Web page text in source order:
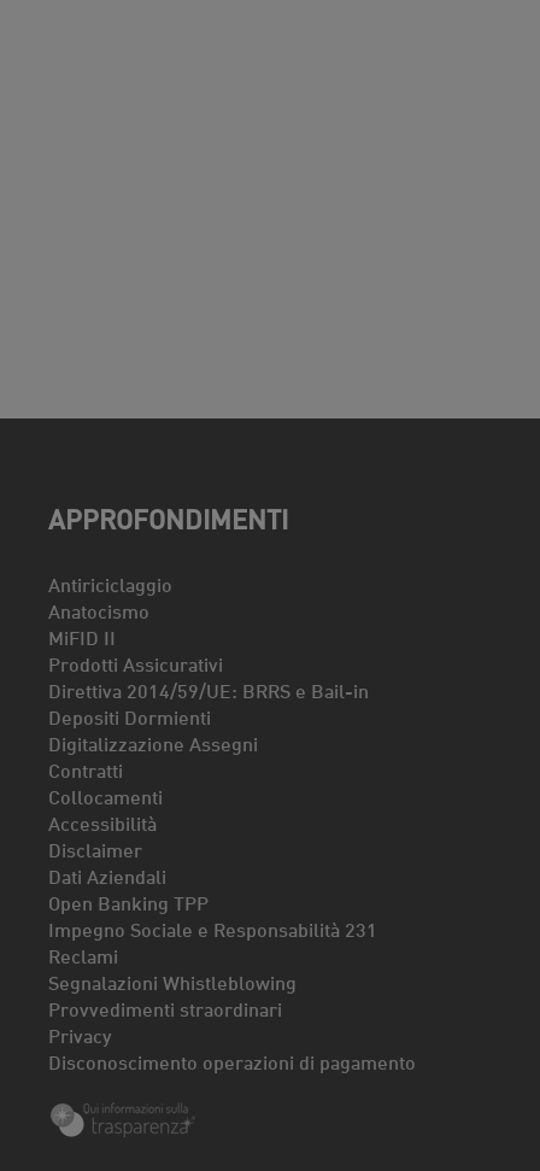
APPROFONDIMENTI
Antiriciclaggio
Anatocismo
MiFID II
Prodotti Assicurativi
Direttiva 2014/59/UE: BRRS e Bail-in
Depositi Dormienti
Digitalizzazione Assegni
Contratti
Collocamenti
Accessibilità
Disclaimer
Dati Aziendali
Open Banking TPP
Impegno Sociale e Responsabilità 231
Reclami
Segnalazioni Whistleblowing
Provvedimenti straordinari
Privacy
Disconoscimento operazioni di pagamento